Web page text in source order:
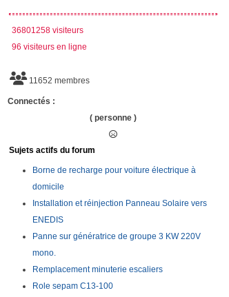
36801258 visiteurs
96 visiteurs en ligne
11652 membres
Connectés :
( personne )
Sujets actifs du forum
Borne de recharge pour voiture électrique à
domicile
Installation et réinjection Panneau Solaire vers
ENEDIS
Panne sur génératrice de groupe 3 KW 220V
mono.
Remplacement minuterie escaliers
Role sepam C13-100